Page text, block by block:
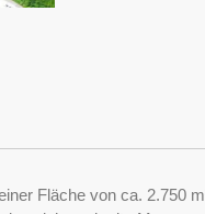
Fläche von ca. 2.750